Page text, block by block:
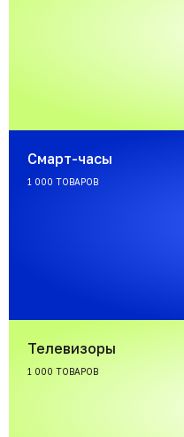
Смарт-часы
1 000 ТОВАРОВ
Телевизоры
1 000 ТОВАРОВ